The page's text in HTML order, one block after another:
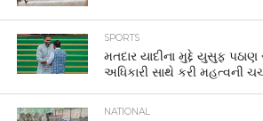
SPORTS
મતદાર યાદીના મુદ્દે યુસુફ
અધિકારી સાથે કરી મહત્વની
NATIONAL